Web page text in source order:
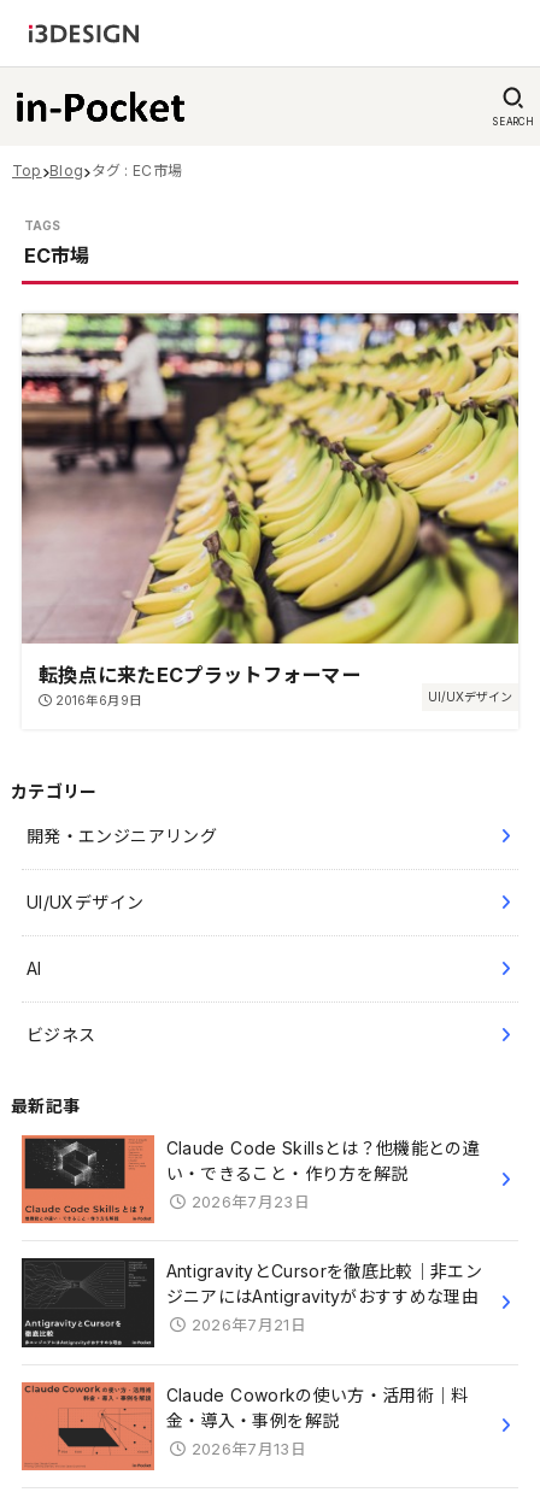
SEARCH
Top Blog タグ : EC市場
EC市場
UI/UXデザイン
転換点に来たECプラットフォーマー
2016年6月9日
カテゴリー
開発・エンジニアリング
UI/UXデザイン
AI
ビジネス
最新記事
Claude Code Skillsとは？他機能との違
い・できること・作り方を解説
2026年7月23日
AntigravityとCursorを徹底比較｜非エン
ジニアにはAntigravityがおすすめな理由
2026年7月21日
Claude Coworkの使い方・活用術｜料
金・導入・事例を解説
2026年7月13日